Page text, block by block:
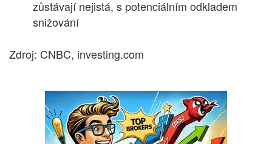
zůstávají nejistá, s potenciálním odkladem
snižování
Zdroj: CNBC, investing.com